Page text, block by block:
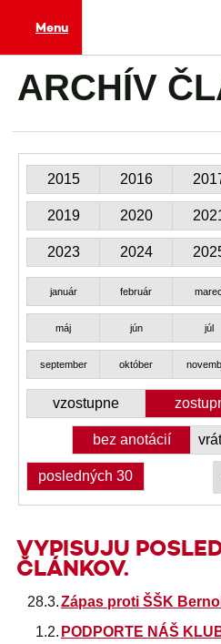
Menu
ARCHÍV
2015 2016
2019 2020
2023 2024
január február marec
máj jún júl
september október
vzostupne
bez anotácií
posledných 30
VYPISUJU
ČLÁNKOV.
28.3.Zápas proti ŠŠK
1.2. PODPORTE NÁŠ